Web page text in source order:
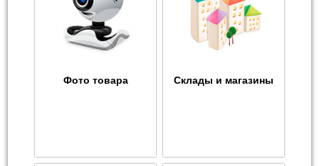
Фото товара Склады и магазины